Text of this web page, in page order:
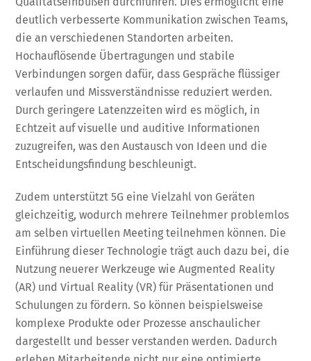
deutlich verbesserte Kommunikation zwischen Teams,
die an verschiedenen Standorten arbeiten.
Hochauflösende Übertragungen und stabile
Verbindungen sorgen dafür, dass Gespräche flüssiger
verlaufen und Missverständnisse reduziert werden.
Durch geringere Latenzzeiten wird es möglich, in
Echtzeit auf visuelle und auditive Informationen
zuzugreifen, was den Austausch von Ideen und die
Entscheidungsfindung beschleunigt.
Zudem unterstützt 5G eine Vielzahl von Geräten
gleichzeitig, wodurch mehrere Teilnehmer problemlos
am selben virtuellen Meeting teilnehmen können. Die
Einführung dieser Technologie trägt auch dazu bei, die
Nutzung neuerer Werkzeuge wie Augmented Reality
(AR) und Virtual Reality (VR) für Präsentationen und
Schulungen zu fördern. So können beispielsweise
komplexe Produkte oder Prozesse anschaulicher
dargestellt und besser verstanden werden. Dadurch